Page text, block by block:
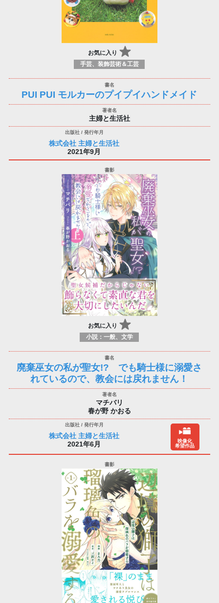
お気に入り
手芸、装飾芸術＆工芸
PUI PUI モルカーのプイプイハンドメイド
主婦と生活社
株式会社 主婦と生活社
2021年9月
お気に入り
小説：一般、文学
廃棄巫女の私が聖女!? でも騎士様に溺愛さ
れているので、教会には戻れません！
マチバリ
春が野 かおる
株式会社 主婦と生活社
2021年6月
映像化
希望作品